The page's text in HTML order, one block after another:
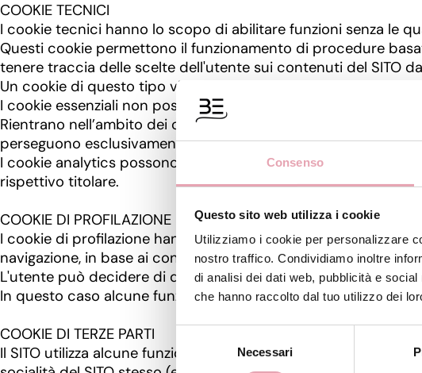
Consenso
Questo sito web utilizza i cookie
Utilizziamo i cookie per personalizzare
nostro traffico. Condividiamo inoltre
di analisi dei dati web, pubblicità e
che hanno raccolto dal tuo utilizzo dei
del
Necessari
COOKIE TECNICI
I cookie tecnici hanno lo scopo di abilitare funzioni senza le
Questi cookie permettono il funzionamento di procedure
tenere traccia delle scelte dell'utente sui contenuti del SITO
Un cookie di questo tipo viene inoltre utilizzato per
I cookie essenziali non possono essere disabilitati utilizzando le
Rientrano nell’ambito dei cookie tecnici anche quelli utilizzati
perseguono esclusivamente scopi statistici e raccolgono
I cookie analytics possono essere anche cookie di terze
rispettivo titolare.
COOKIE DI PROFILAZIONE
I cookie di profilazione hanno lo scopo di migliorare
navigazione, in base ai contenuti visualizzati ed altri
L'utente può decidere di disattivare l'utilizzo dei singoli
In questo caso alcune funzionalità del SITO potrebbero non
COOKIE DI TERZE PARTI
Il SITO utilizza alcune funzionalità esterne o contiene alcuni